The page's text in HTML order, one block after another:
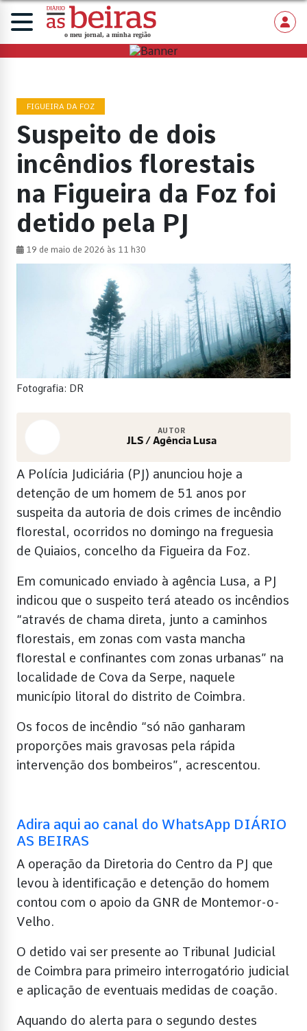
FIGUEIRA DA FOZ
Suspeito de dois
incêndios florestais
na Figueira da Foz foi
detido pela PJ
19 de maio de 2026 às 11 h30
Fotografia: DR
AUTOR
JLS / Agência Lusa
A Polícia Judiciária (PJ) anunciou hoje a
detenção de um homem de 51 anos por
suspeita da autoria de dois crimes de incêndio
florestal, ocorridos no domingo na freguesia
de Quiaios, concelho da Figueira da Foz.
Em comunicado enviado à agência Lusa, a PJ
indicou que o suspeito terá ateado os incêndios
“através de chama direta, junto a caminhos
florestais, em zonas com vasta mancha
florestal e confinantes com zonas urbanas” na
localidade de Cova da Serpe, naquele
município litoral do distrito de Coimbra.
Os focos de incêndio “só não ganharam
proporções mais gravosas pela rápida
intervenção dos bombeiros”, acrescentou.
Adira aqui ao canal do WhatsApp DIÁRIO
AS BEIRAS
A operação da Diretoria do Centro da PJ que
levou à identificação e detenção do homem
contou com o apoio da GNR de Montemor-o-
Velho.
O detido vai ser presente ao Tribunal Judicial
de Coimbra para primeiro interrogatório judicial
e aplicação de eventuais medidas de coação.
Aquando do alerta para o segundo destes